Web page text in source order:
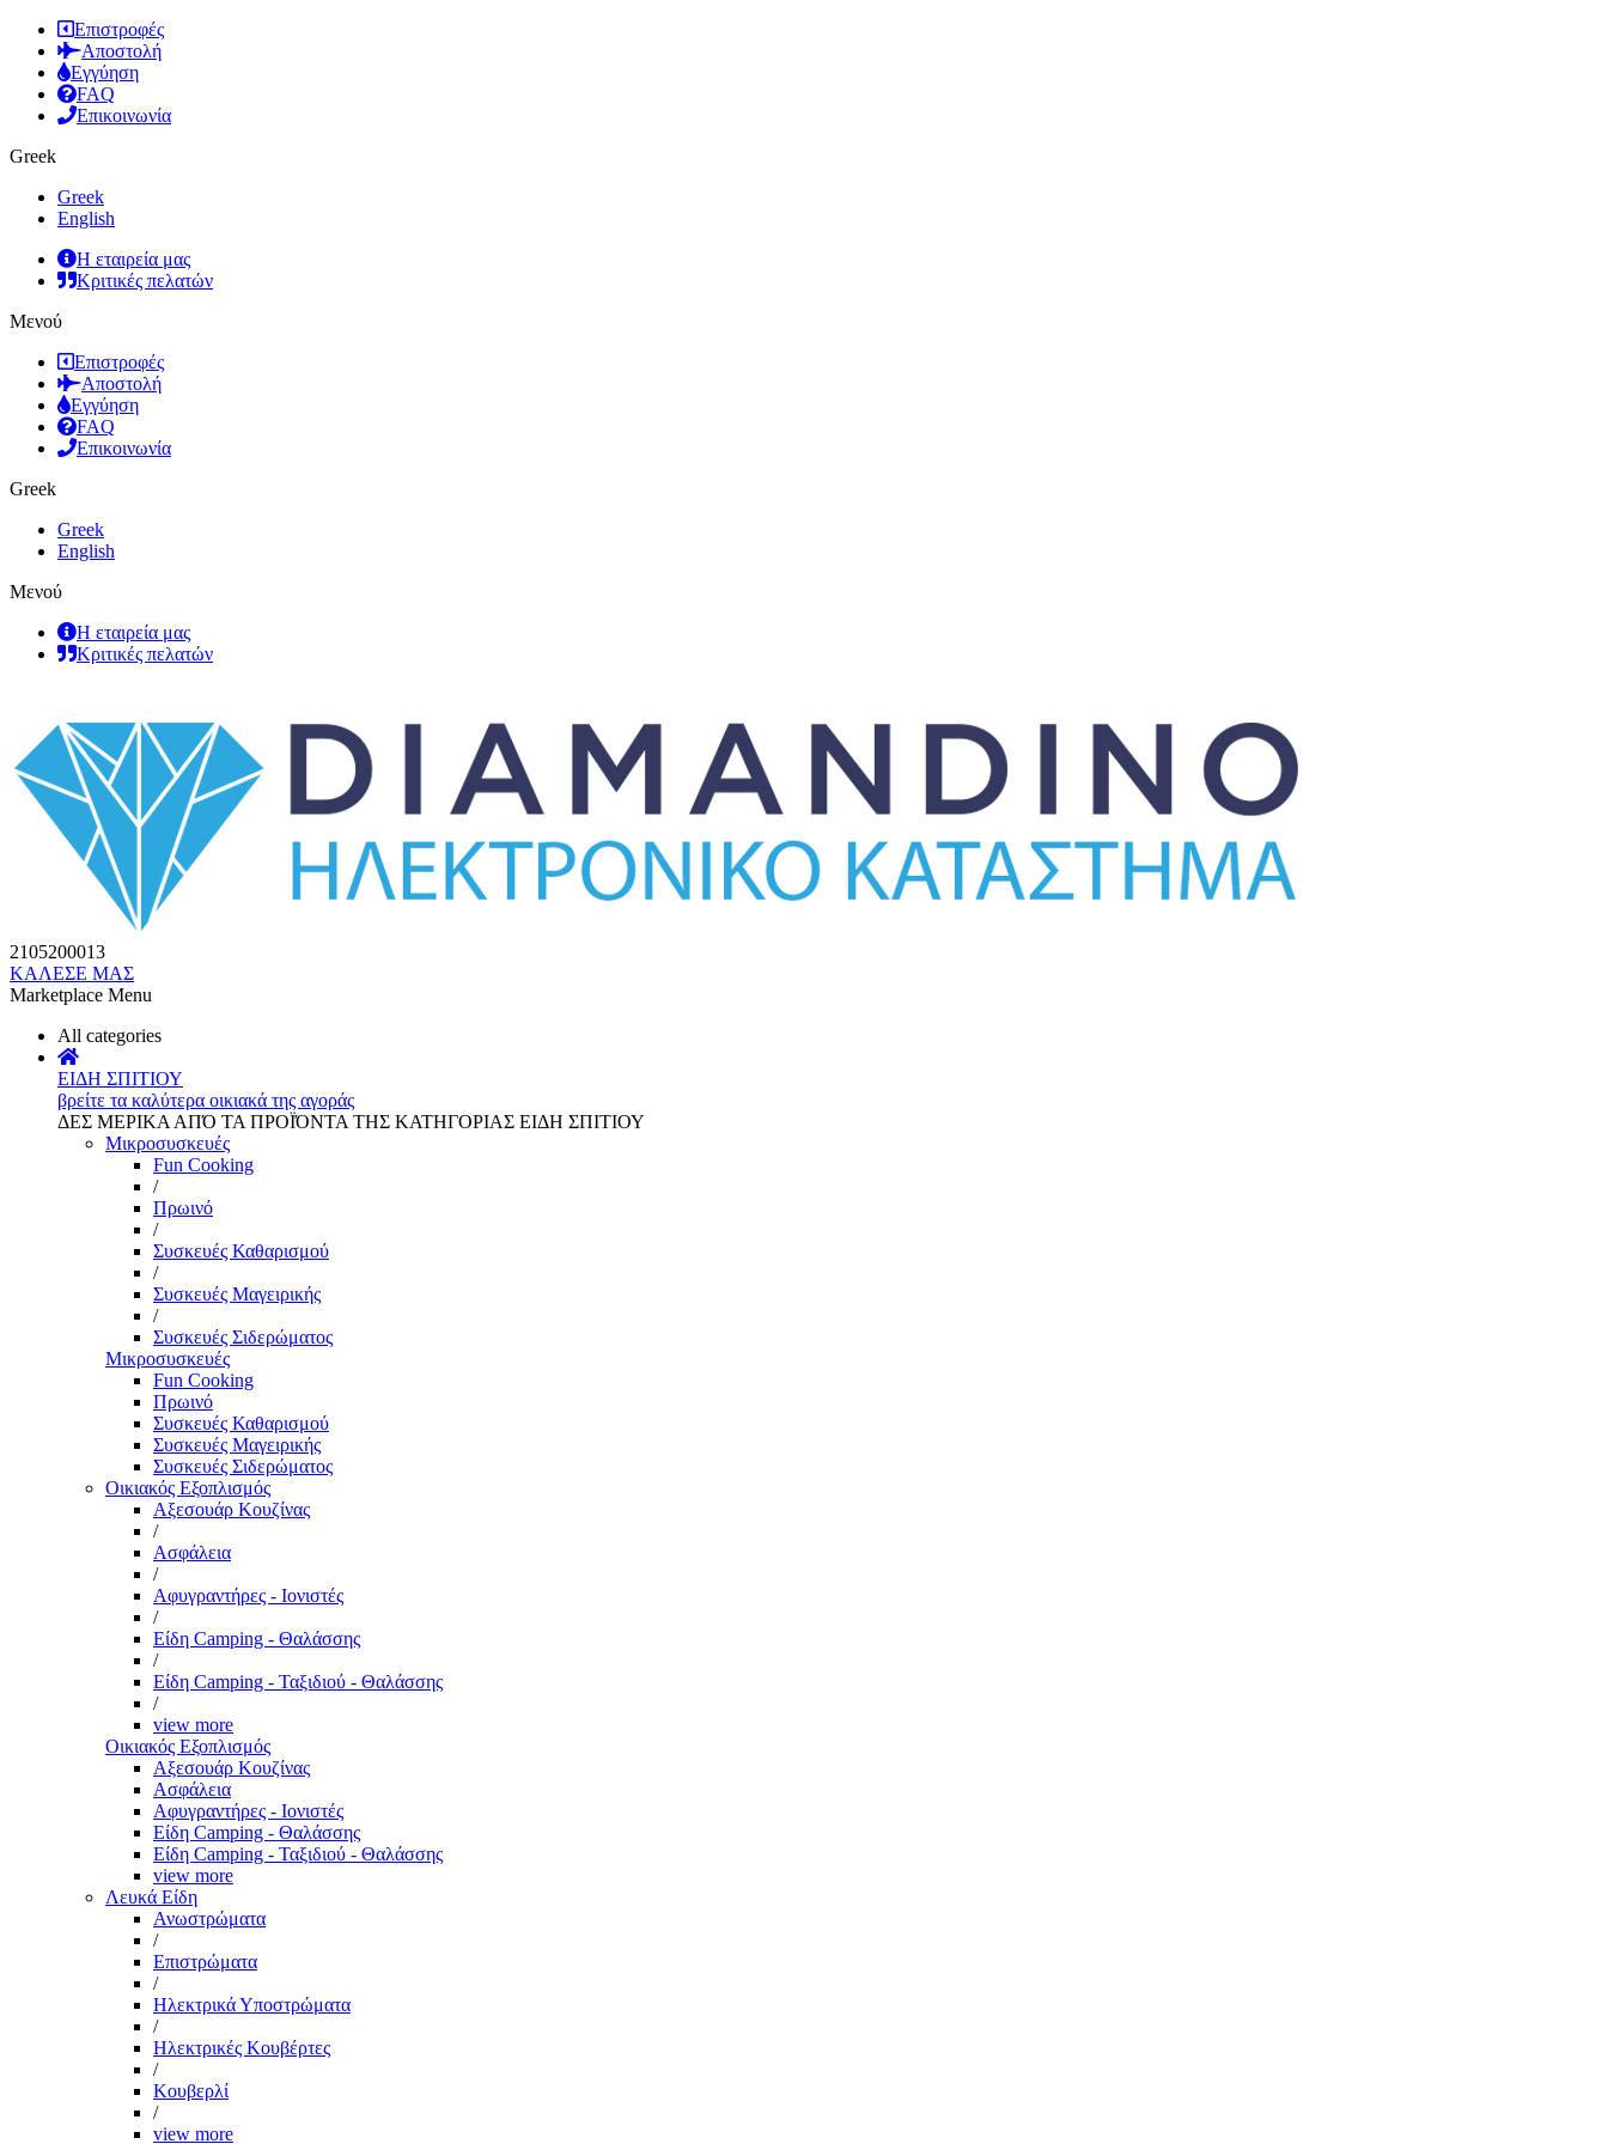
Επιστροφές
Αποστολή
Εγγύηση
FAQ
Επικοινωνία
Greek
Greek
English
Η εταιρεία μας
Κριτικές πελατών
Μενού
Επιστροφές
Αποστολή
Εγγύηση
FAQ
Επικοινωνία
Greek
Greek
English
Μενού
Η εταιρεία μας
Κριτικές πελατών
2105200013
ΚΑΛΕΣΕ ΜΑΣ
Marketplace Menu
All categories
ΕΙΔΗ ΣΠΙΤΙΟΥ
βρείτε τα καλύτερα οικιακά της αγοράς
ΔΕΣ ΜΕΡΙΚΑ ΑΠΌ ΤΑ ΠΡΟΪΌΝΤΑ ΤΗΣ ΚΑΤΗΓΟΡΙΑΣ ΕΙΔΗ ΣΠΙΤΙΟΥ
Μικροσυσκευές
Fun Cooking
/
Πρωινό
/
Συσκευές Καθαρισμού
/
Συσκευές Μαγειρικής
/
Συσκευές Σιδερώματος
Μικροσυσκευές
Fun Cooking
Πρωινό
Συσκευές Καθαρισμού
Συσκευές Μαγειρικής
Συσκευές Σιδερώματος
Οικιακός Εξοπλισμός
Αξεσουάρ Κουζίνας
/
Ασφάλεια
/
Αφυγραντήρες - Ιονιστές
/
Είδη Camping - Θαλάσσης
/
Είδη Camping - Ταξιδιού - Θαλάσσης
/
view more
Οικιακός Εξοπλισμός
Αξεσουάρ Κουζίνας
Ασφάλεια
Αφυγραντήρες - Ιονιστές
Είδη Camping - Θαλάσσης
Είδη Camping - Ταξιδιού - Θαλάσσης
view more
Λευκά Είδη
Ανωστρώματα
/
Επιστρώματα
/
Ηλεκτρικά Υποστρώματα
/
Ηλεκτρικές Κουβέρτες
/
Κουβερλί
/
view more